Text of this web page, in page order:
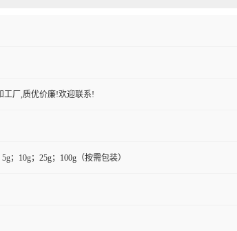
工厂,质优价廉!欢迎联系!
；10g；25g；100g（按需包装）